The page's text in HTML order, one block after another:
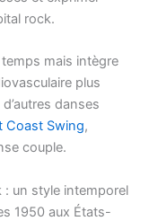
rock.
mais intègre
plus
danses
Coast Swing,
couple.
: un style intemporel
1950 aux États-